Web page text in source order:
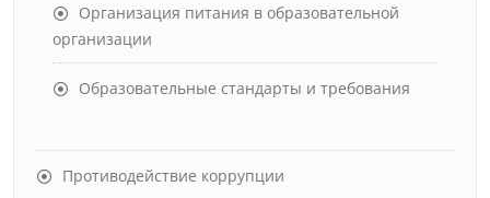
Организация питания в образовательной
организации
Образовательные стандарты и требования
Противодействие коррупции